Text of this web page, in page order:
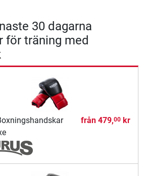
30 dagarna
för träning med
från 479,00kr